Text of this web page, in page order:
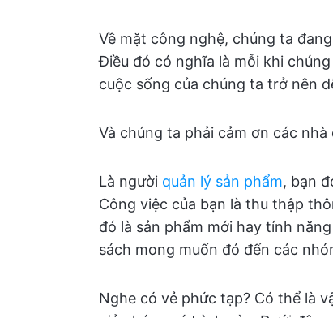
Về mặt công nghệ, chúng ta
Điều đó có nghĩa là mỗi khi
cuộc sống của chúng ta trở nên
Và chúng ta phải cảm ơn các
Là người quản lý sản phẩm, bạn
Công việc của bạn là thu thập
đó là sản phẩm mới hay tính
sách mong muốn đó đến các
Nghe có vẻ phức tạp? Có thể là